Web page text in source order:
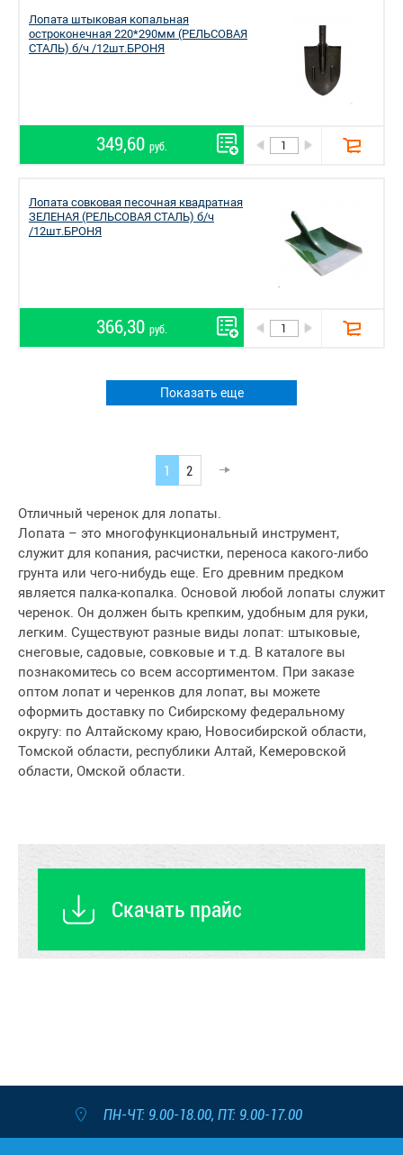
Лопата штыковая копальная
остроконечная 220*290мм (РЕЛЬСОВАЯ
СТАЛЬ) б/ч /12шт.БРОНЯ
349,60 руб.
Лопата совковая песочная квадратная
ЗЕЛЕНАЯ (РЕЛЬСОВАЯ СТАЛЬ) б/ч
/12шт.БРОНЯ
366,30 руб.
Показать еще
1 2
Отличный черенок для лопаты.
Лопата – это многофункциональный инструмент,
служит для копания, расчистки, переноса какого-либо
грунта или чего-нибудь еще. Его древним предком
является палка-копалка. Основой любой лопаты служит
черенок. Он должен быть крепким, удобным для руки,
легким. Существуют разные виды лопат: штыковые,
снеговые, садовые, совковые и т.д. В каталоге вы
познакомитесь со всем ассортиментом. При заказе
оптом лопат и черенков для лопат, вы можете
оформить доставку по Сибирскому федеральному
округу: по Алтайскому краю, Новосибирской области,
Томской области, республики Алтай, Кемеровской
области, Омской области.
Скачать прайс
ПН-ЧТ: 9.00-18.00, ПТ: 9.00-17.00